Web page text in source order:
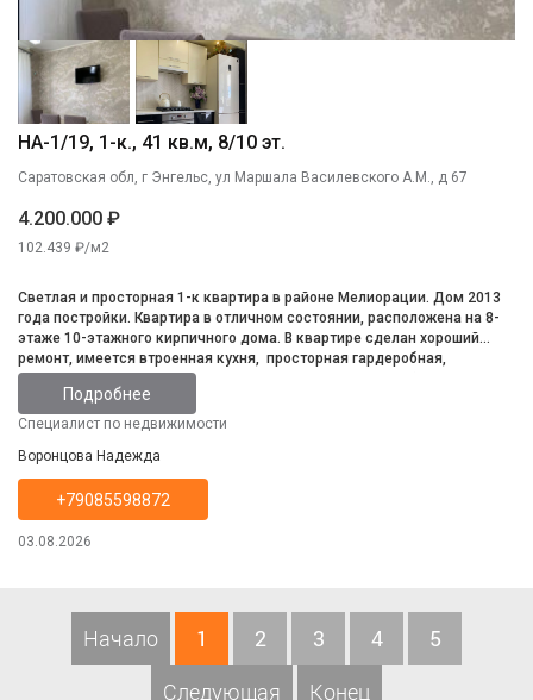
НА-1/19, 1-к., 41 кв.м, 8/10 эт.
Саратовская обл, г Энгельс, ул Маршала Василевского А.М., д 67
4.200.000 ₽
102.439 ₽/м2
Светлая и просторная 1-к квартира в районе Мелиорации. Дом 2013
года постройки. Квартира в отличном состоянии, расположена на 8-
этаже 10-этажного кирпичного дома. В квартире сделан хороший
ремонт, имеется втроенная кухня, просторная гардеробная,
водонагреватель, сплит система, санузел совмещённый в кафеле,
лоджия застеклена. Инфраструктура развита, всё в шаговой
доступности.
Подробнее
Специалист по недвижимости
Воронцова Надежда
+79085598872
03.08.2026
Начало 1 2 3 4
5
Следующая
Конец